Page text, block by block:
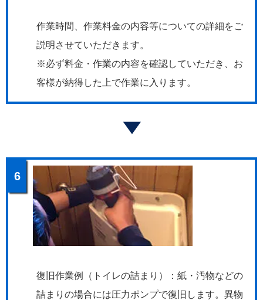
作業時間、作業料金の内容等についての詳細をご
説明させていただきます。
※必ず料金・作業の内容を確認していただき、お
客様が納得した上で作業に入ります。
6
復旧作業例（トイレの詰まり）：紙・汚物などの
詰まりの場合には圧力ポンプで復旧します。異物